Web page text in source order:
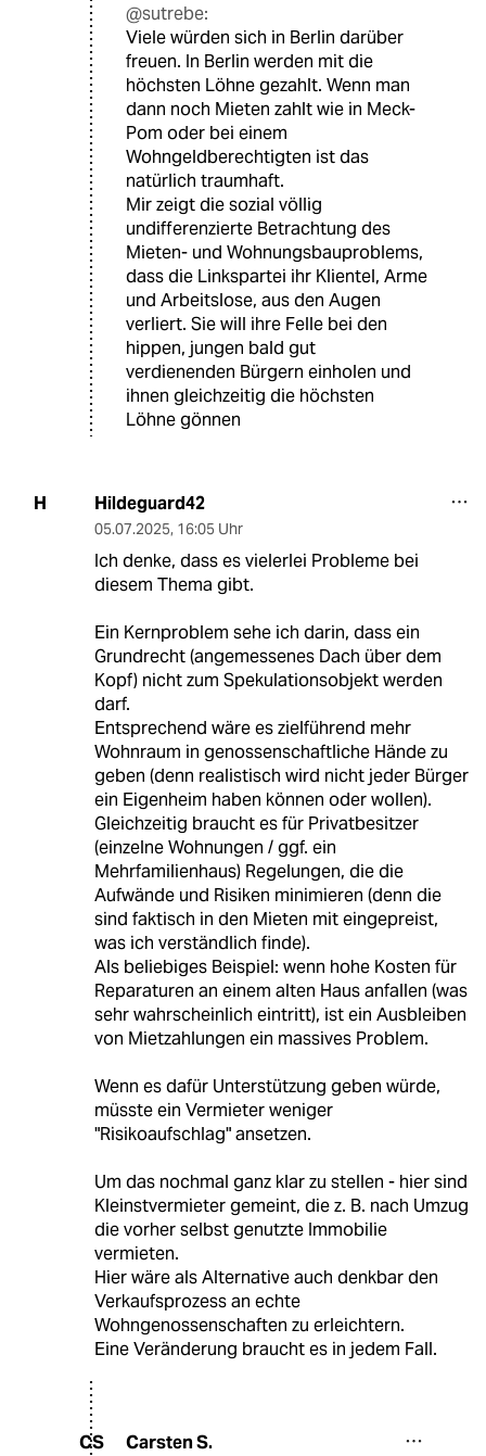
@sutrebe:
Viele würden sich in Berlin darüber
freuen. In Berlin werden mit die
höchsten Löhne gezahlt. Wenn man
dann noch Mieten zahlt wie in Meck-
Pom oder bei einem
Wohngeldberechtigten ist das
natürlich traumhaft.
Mir zeigt die sozial völlig
undifferenzierte Betrachtung des
Mieten- und Wohnungsbauproblems,
dass die Linkspartei ihr Klientel, Arme
und Arbeitslose, aus den Augen
verliert. Sie will ihre Felle bei den
hippen, jungen bald gut
verdienenden Bürgern einholen und
ihnen gleichzeitig die höchsten
Löhne gönnen
H Hildeguard42
05.07.2025, 16:05 Uhr
Ich denke, dass es vielerlei Probleme bei
diesem Thema gibt.
Ein Kernproblem sehe ich darin, dass ein
Grundrecht (angemessenes Dach über dem
Kopf) nicht zum Spekulationsobjekt werden
darf.
Entsprechend wäre es zielführend mehr
Wohnraum in genossenschaftliche Hände zu
geben (denn realistisch wird nicht jeder Bürger
ein Eigenheim haben können oder wollen).
Gleichzeitig braucht es für Privatbesitzer
(einzelne Wohnungen / ggf. ein
Mehrfamilienhaus) Regelungen, die die
Aufwände und Risiken minimieren (denn die
sind faktisch in den Mieten mit eingepreist,
was ich verständlich finde).
Als beliebiges Beispiel: wenn hohe Kosten für
Reparaturen an einem alten Haus anfallen (was
sehr wahrscheinlich eintritt), ist ein Ausbleiben
von Mietzahlungen ein massives Problem.
Wenn es dafür Unterstützung geben würde,
müsste ein Vermieter weniger
"Risikoaufschlag" ansetzen.
Um das nochmal ganz klar zu stellen - hier sind
Kleinstvermieter gemeint, die z. B. nach Umzug
die vorher selbst genutzte Immobilie
vermieten.
Hier wäre als Alternative auch denkbar den
Verkaufsprozess an echte
Wohngenossenschaften zu erleichtern.
Eine Veränderung braucht es in jedem Fall.
CS Carsten S.